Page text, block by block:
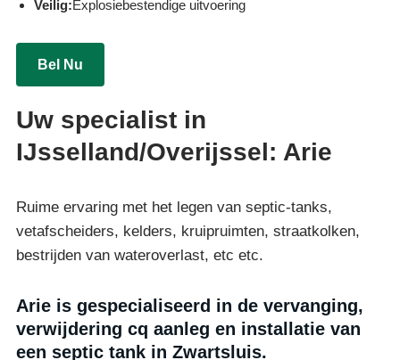
Veilig:Explosiebestendige uitvoering
Bel Nu
Uw specialist in
IJsselland/Overijssel: Arie
Ruime ervaring met het legen van septic-tanks,
vetafscheiders, kelders, kruipruimten, straatkolken,
bestrijden van wateroverlast, etc etc.
Arie is gespecialiseerd in de vervanging,
verwijdering cq aanleg en installatie van
een septic tank in Zwartsluis.